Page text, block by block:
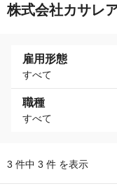
株式会社カサレ
雇用形態
すべて
職種
すべて
3 件中 3 件 を表示